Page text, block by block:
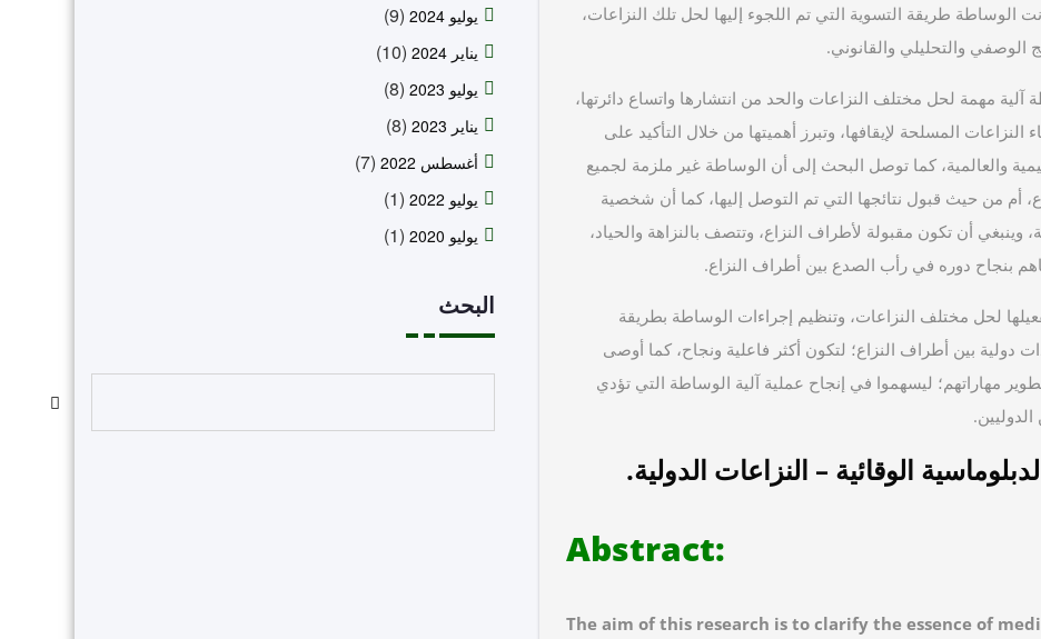
الوساطة طريقة التسوية التي تم اللجوء إليها لحل تلك النزاعات،
الوصفي والتحليلي والقانوني.
مهمة لحل مختلف النزاعات والحد من انتشارها واتساع دائرتها،
المسلحة لإيقافها، وتبرز أهميتها من خلال التأكيد على
والعالمية، كما توصل البحث إلى أن الوساطة غير ملزمة لجميع
أم من حيث قبول نتائجها التي تم التوصل إليها، كما أن شخصية
أن تكون مقبولة لأطراف النزاع، وتتصف بالنزاهة والحياد،
بنجاح دوره في رأب الصدع بين أطراف النزاع.
لحل مختلف النزاعات، وتنظيم إجراءات الوساطة بطريقة
دولية بين أطراف النزاع؛ لتكون أكثر فاعلية ونجاح، كما أوصى
مهاراتهم؛ ليسهموا في إنجاح عملية آلية الوساطة التي تؤدي
الوقائية – النزاعات الدولية.
:Abstract
The aim of this research is to clarify the essence of
يوليو 2024 (9)
يناير 2024 (10)
يوليو 2023 (8)
يناير 2023 (8)
أغسطس 2022 (7)
يوليو 2022 (1)
يوليو 2020 (1)
البحث